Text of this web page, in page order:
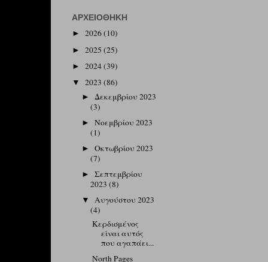
ΑΡΧΕΙΟΘΉΚΗ
► 2026(10)
► 2025 (25)
► 2024(39)
▼ 2023 (86)
► Δεκεμβρίου 2023
(3)
►Νοεμβρίου 2023
(1)
►Οκτωβρίου 2023
(7)
►Σεπτεμβρίου
2023(8)
▼Αυγούστου 2023
(4)
Kερδισμένος
είναι αυτός
που αγαπάει...
North Pages